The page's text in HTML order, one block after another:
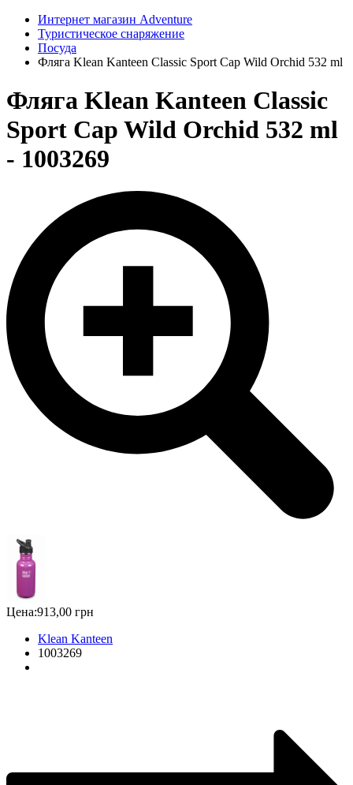
Интернет магазин Adventure
Туристическое снаряжение
Посуда
Фляга Klean Kanteen Classic Sport Cap Wild Orchid 532 ml
Фляга Klean Kanteen Classic
Sport Cap Wild Orchid 532 ml
- 1003269
Цена:913,00 грн
Klean Kanteen
1003269